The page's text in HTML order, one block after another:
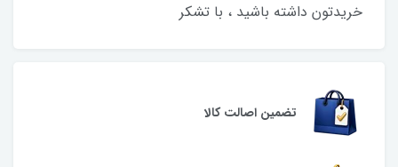
خریدتون داشته باشید ، با تشکر
تضمین اصالت کالا